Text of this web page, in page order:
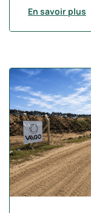
En savoir plus